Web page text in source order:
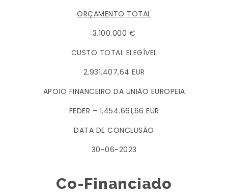
ORÇAMENTO TOTAL
3.100.000 €
CUSTO TOTAL ELEGÍVEL
2.931.407,64 EUR
APOIO FINANCEIRO DA UNIÃO EUROPEIA
FEDER – 1.454.661,66 EUR
DATA DE CONCLUSÃO
30-06-2023
Co-Financiado